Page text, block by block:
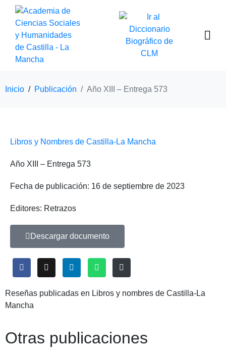
Inicio Publicación Año XIII – Entrega 573
Libros y Nombres de Castilla-La Mancha
Año XIII – Entrega 573
Fecha de publicación: 16 de septiembre de 2023
Editores: Retrazos
Descargar documento
Reseñas publicadas en Libros y nombres de Castilla-La
Mancha
Otras publicaciones